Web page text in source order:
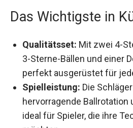
Das Wichtigste in
drei 3-Sterne-Bällen und
bist du perfekt
Spielleistung:Die
hervorragende Ballrotation
Beschleunigung, ideal für
Technik verbessern